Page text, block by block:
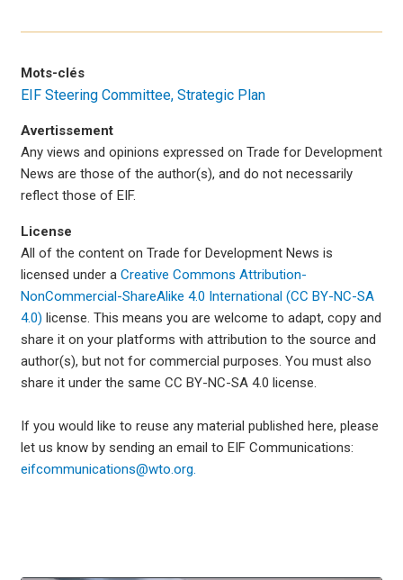
Mots-clés
EIF Steering Committee Strategic Plan
Avertissement
Any views and opinions expressed on Trade for Development
News are those of the author(s), and do not necessarily
reflect those of EIF.
License
All of the content on Trade for Development News is
licensed under a Creative Commons Attribution-
NonCommercial-ShareAlike 4.0 International (CC BY-NC-SA
4.0) license. This means you are welcome to adapt, copy and
share it on your platforms with attribution to the source and
author(s), but not for commercial purposes. You must also
share it under the same CC BY-NC-SA 4.0 license.
If you would like to reuse any material published here, please
let us know by sending an email to EIF Communications:
eifcommunications@wto.org.